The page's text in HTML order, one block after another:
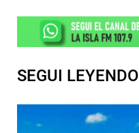
SEGUI LEYENDO